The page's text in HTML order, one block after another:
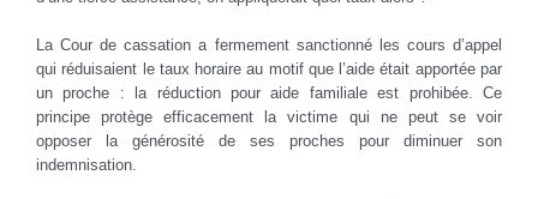
La Cour de cassation a fermement sanctionné les cours d’appel
qui réduisaient le taux horaire au motif que l’aide était apportée par
un proche : la réduction pour aide familiale est prohibée. Ce
principe protège efficacement la victime qui ne peut se voir
opposer la générosité de ses proches pour diminuer son
indemnisation.